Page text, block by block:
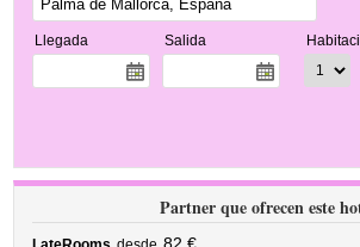
Llegada Salida
Partner que ofrecen este